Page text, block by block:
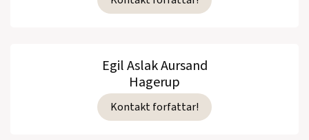
Egil Aslak Aursand
Hagerup
Kontakt forfattar!